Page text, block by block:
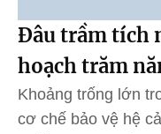
Đâu trầm tích
hoạch trăm
Khoảng trống lớn
cơ chế bảo vệ hệ